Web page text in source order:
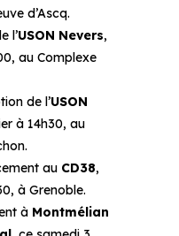
d’Ascq.
l’USON Nevers,
au Complexe
de l’USON
à 14h30, au
au CD38,
à Grenoble.
à Montmélian